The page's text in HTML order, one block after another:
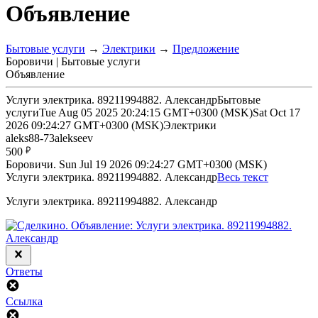
Объявление
Бытовые услуги → Электрики → Предложение
Боровичи | Бытовые услуги
Объявление
Услуги электрика. 89211994882. АлександрБытовые
услугиTue Aug 05 2025 20:24:15 GMT+0300 (MSK)Sat Oct 17
2026 09:24:27 GMT+0300 (MSK)Электрики
aleks88-73alekseev
500
Боровичи. Sun Jul 19 2026 09:24:27 GMT+0300 (MSK)
Услуги электрика. 89211994882. АлександрВесь текст
Услуги электрика. 89211994882. Александр
Ответы
Ссылка